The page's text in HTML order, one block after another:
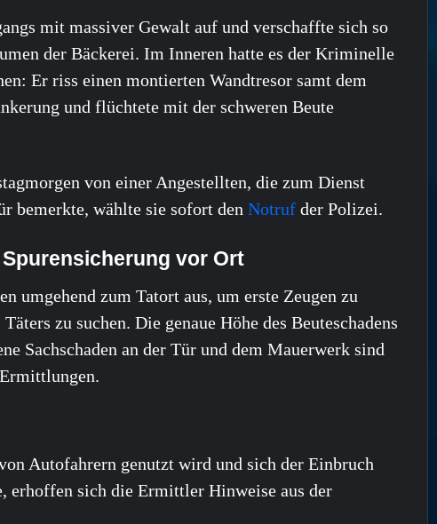
mit massiver Gewalt auf und verschaffte sich so
der Bäckerei. Im Inneren hatte es der Kriminelle
Er riss einen montierten Wandtresor samt dem
und flüchtete mit der schweren Beute
von einer Angestellten, die zum Dienst
bemerkte, wählte sie sofort den Notruf der Polizei.
vor Ort
umgehend zum Tatort aus, um erste Zeugen zu
zu suchen. Die genaue Höhe des Beuteschadens
Sachschaden an der Tür und dem Mauerwerk sind
Autofahrern genutzt wird und sich der Einbruch
erhoffen sich die Ermittler Hinweise aus der